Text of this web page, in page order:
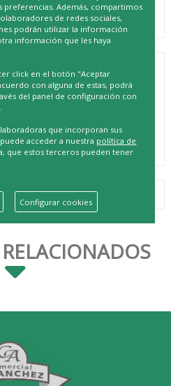
ELEFANTE PACK
preferencias. Además, compartimos
de redes sociales,
podrán utilizar la información
información que les haya
click en el botón "Aceptar
con alguna de estas, podrá
del panel de configuración con
que incorporan sus
acceder a nuestra política de
que estos terceros pueden tener
Configurar cookies